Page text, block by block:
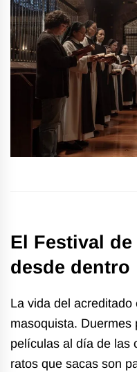
El Festival
desde dentro
La vida del
masoquista. Duermes
películas al día de las
ratos que sacas son